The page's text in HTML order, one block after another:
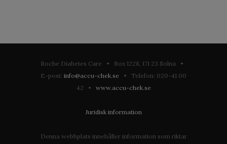
Roche Diabetes Care • Box 1228, 171 23 Solna •
E-post: info@accu-chek.se • Telefon: 020-41 00
42 • www.accu-chek.se
Juridisk information
Denna webbplats innehåller information som riktar